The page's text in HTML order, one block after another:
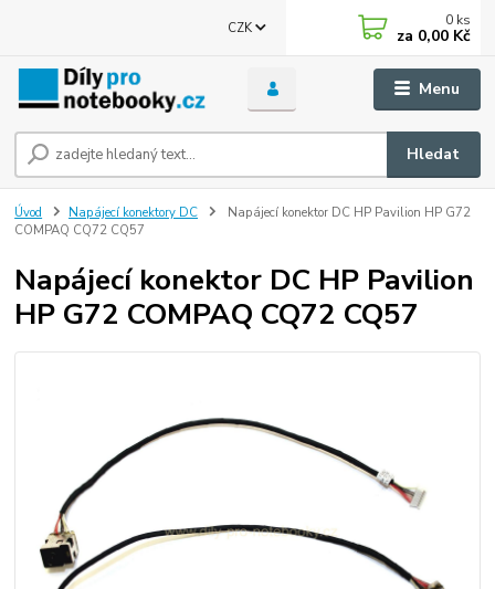
Menu
CZK
Hledat
0 ks
za 0,00 Kč
Úvod Napájecí konektory DC
Napájecí konektor DC HP Pavilion HP G72
COMPAQ CQ72 CQ57
Napájecí konektor DC HP Pavilion
HP G72 COMPAQ CQ72 CQ57